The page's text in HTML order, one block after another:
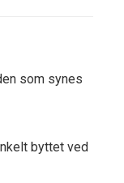
som synes
byttet ved